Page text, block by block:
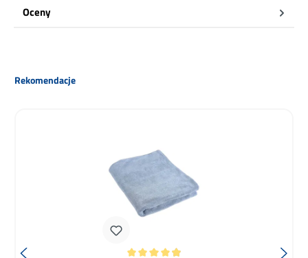
Oceny
Pomiń galerię produktów
Rekomendacje